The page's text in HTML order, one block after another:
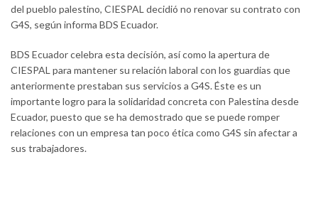
del pueblo palestino, CIESPAL decidió no renovar su contrato con
G4S, según informa BDS Ecuador.
BDS Ecuador celebra esta decisión, así como la apertura de
CIESPAL para mantener su relación laboral con los guardias que
anteriormente prestaban sus servicios a G4S. Éste es un
importante logro para la solidaridad concreta con Palestina desde
Ecuador, puesto que se ha demostrado que se puede romper
relaciones con un empresa tan poco ética como G4S sin afectar a
sus trabajadores.